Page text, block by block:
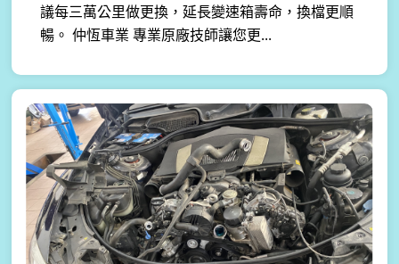
議每三萬公里做更換，延長變速箱壽命，換檔更順
暢。 仲恆車業 專業原廠技師讓您更...